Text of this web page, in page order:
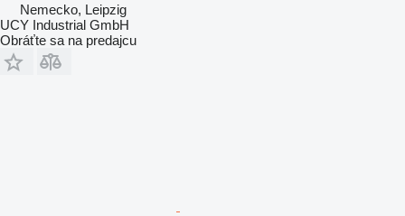
Nemecko, Leipzig
UCY Industrial GmbH
Obráťte sa na predajcu